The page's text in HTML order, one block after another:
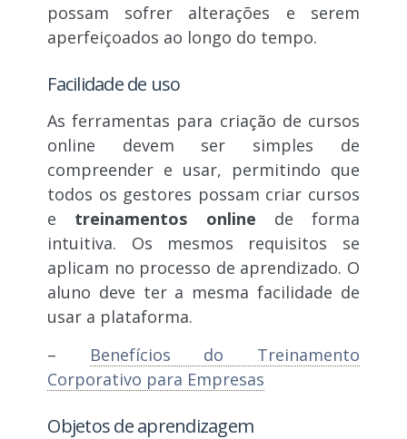
possam sofrer alterações e serem
aperfeiçoados ao longo do tempo.
Facilidade de uso
As ferramentas para criação de cursos
online devem ser simples de
compreender e usar, permitindo que
todos os gestores possam criar cursos
e treinamentos online de forma
intuitiva. Os mesmos requisitos se
aplicam no processo de aprendizado. O
aluno deve ter a mesma facilidade de
usar a plataforma.
– Benefícios do Treinamento
Corporativo para Empresas
Objetos de aprendizagem